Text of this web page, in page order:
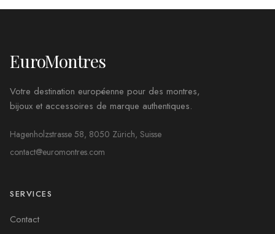
EuroMontres
Votre destination européenne pour des montres,
bijoux et accessoires de marque authentiques.
Hagenholzstrasse 58, 8050 Zürich, Suisse
contact@euromontres.com
SERVICES
Contact